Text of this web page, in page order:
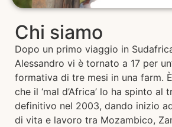
Chi siamo
Dopo un primo viaggio in
Alessandro vi è tornato a 17 per
formativa di tre mesi in una farm.
che il ‘mal d’Africa’ lo ha spinto al
definitivo nel 2003, dando inizio
di vita e lavoro tra Mozambico,